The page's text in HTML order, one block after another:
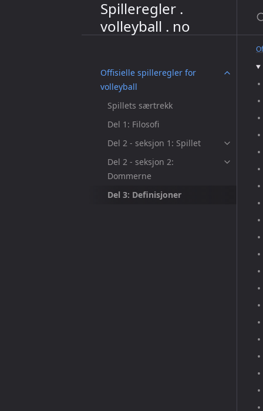
Spilleregler .
volleyball . no
Offisielle spilleregler for
volleyball
Spillets særtrekk
Del 1: Filosofi
Del 2 - seksjon 1: Spillet
Del 2 - seksjon 2:
Dommerne
Del 3: Definisjoner